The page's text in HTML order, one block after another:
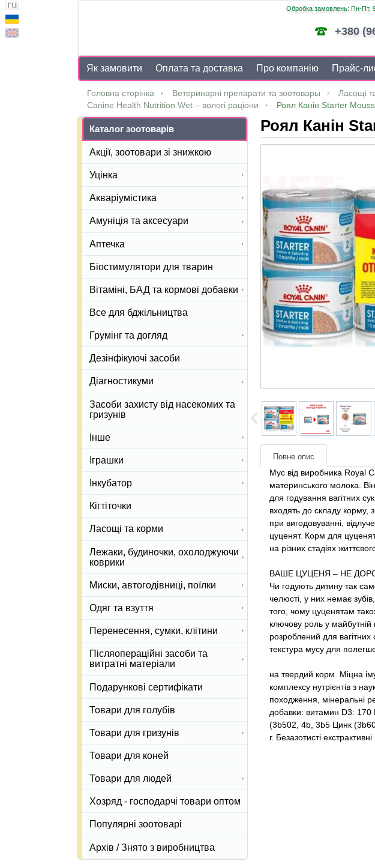
Обробка замовлень: Пн-Пт,
+380
Як замовити Оплата та доставка Про компанію Прайс-
Головна сторінка Ветеринарні препарати та зоотовары Ласощі
Canine Health Nutrition Wet – вологі раціони
Роял Канін Starter
Роял Канін
Повне опис
Мус від виробника Royal
материнського молока.
для годування вагітних
входять до складу корму,
при вигодовуванні,
цуценят. Корм для цуценят
на різних стадіях
ВАШЕ ЦУЦЕНЯ – НЕ
Чи годують дитину так
челюсті, у них немає
того, чому цуценятам
ключову роль у
розроблений для вагітних
текстура мусу для
на твердий корм. Міцна
комплексу нутрієнтів з
походження, мінеральні
добавки: витамин D3:
(3b502, 4b, 3b5 Цинк
г. Безазотисті
Каталог зоотоварів
Акції, зоотовари зі знижкою
Уцінка
Акваріумістика
Амуніція та аксесуари
Аптечка
Біостимулятори для тварин
Вітаміні, БАД та кормові добавки
Все для бджільництва
Грумінг та догляд
Дезінфікуючі засоби
Діагностикуми
Засоби захисту від насекомих та
гризунів
Інше
Іграшки
Інкубатор
Кігтіточки
Ласощі та корми
Лежаки, будиночки, охолоджуючи
коврики
Миски, автогодівниці, поїлки
Одяг та взуття
Перенесення, сумки, клітини
Післяопераційні засоби та
витратні матеріали
Подарункові сертифікати
Товари для голубів
Товари для гризунів
Товари для коней
Товари для людей
Хозряд - господарчі товари оптом
Популярні зоотоварі
Архів / Знято з виробництва